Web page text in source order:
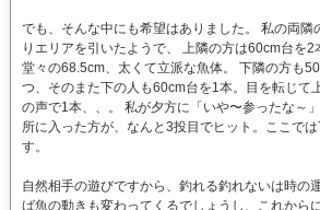
でも、そんな中にも希望はありました。 私の両隣
りエリアを引いたようで、 上隣の方は60cm台を
堂々の68.5cm、太くて立派な魚体。 下隣の方も
つ、そのまた下の人も60cm台を1本。目を転じて
の声で1本、、。 私が夕方に「いや〜参ったな～
所に入った方が、なんと3投目でヒット。ここで
す。
自然相手の遊びですから、釣れる釣れないは時の
ば魚の動きも変わってくるでしょうし、これから